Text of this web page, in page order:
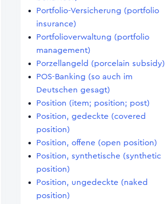
Portfolio-Versicherung (portfolio
insurance)
Portfolioverwaltung (portfolio
management)
Porzellangeld (porcelain subsidy)
POS-Banking (so auch im
Deutschen gesagt)
Position (item; position; post)
Position, gedeckte (covered
position)
Position, offene (open position)
Position, synthetische (synthetic
position)
Position, ungedeckte (naked
position)